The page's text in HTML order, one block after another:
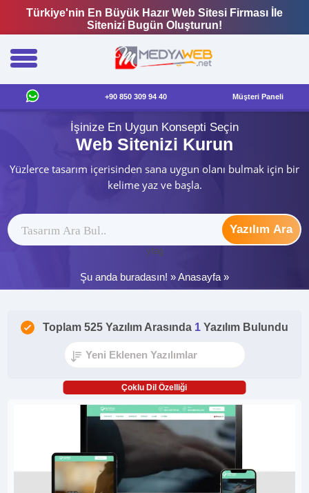
Türkiye'nin En Büyük Hazır Web Sitesi Firması İle
Sitenizi Bugün Oluşturun!
+90 850 309 94 40 Müşteri Paneli
İşinize En Uygun Konsepti Seçin
Web Sitenizi Kurun
Yüzlerce tasarım içerisinden sana uygun olanı bulmak için bir
kelime yaz ve başla.
Yazılım Ara
ytag
Şu anda buradasın! »Anasayfa »
Toplam 525 Yazılım Arasında 1 Yazılım Bulundu
Çoklu Dil Özelliği